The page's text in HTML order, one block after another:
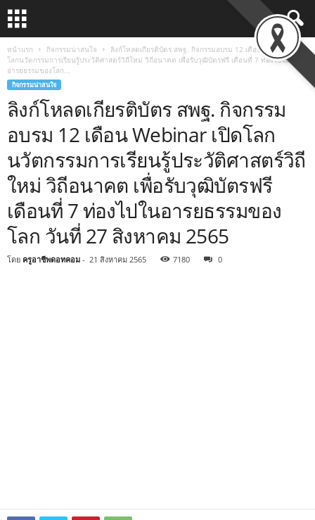
หน้าแรก กิจกรรมน่าสนใจ
ลิงก์โหลดเกียรติบัตร สพฐ. กิจกรรมอบรม 12 เดือน Webinar เปิด
โลกนวัตกรรมการเรียนรู้ประวัติศาสตร์วิถีใหม่ วิถีอนาคต เพื่อรับวุฒิบัตรฟรี เดือนที่ 7 ท่องไปใน
อารยธรรมของโลก...
กิจกรรมน่าสนใจ
ลิงก์โหลดเกียรติบัตร สพฐ. กิจกรรม
อบรม 12 เดือน Webinar เปิดโลก
นวัตกรรมการเรียนรู้ประวัติศาสตร์วิถี
ใหม่ วิถีอนาคต เพื่อรับวุฒิบัตรฟรี
เดือนที่ 7 ท่องไปในอารยธรรมของ
โลก วันที่ 27 สิงหาคม 2565
โดย ครูอาชีพดอทคอม - 21 สิงหาคม 2565 7180 0